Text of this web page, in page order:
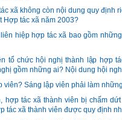
xã không còn nội dung quy định
Hợp tác xã năm 2003?
hiệp hợp tác xã bao gồm
tổ chức hội nghị thành lập hợp
gồm những ai? Nội dung hội
viên? Sáng lập viên phải làm
hợp tác xã thành viên bị chấm
tác xã thành viên được quy định